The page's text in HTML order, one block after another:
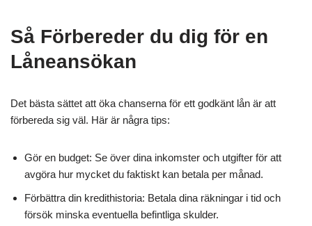
Så Förbereder du dig för en
Låneansökan
Det bästa sättet att öka chanserna för ett godkänt lån är att
förbereda sig väl. Här är några tips:
Gör en budget: Se över dina inkomster och utgifter för att
avgöra hur mycket du faktiskt kan betala per månad.
Förbättra din kredithistoria: Betala dina räkningar i tid och
försök minska eventuella befintliga skulder.